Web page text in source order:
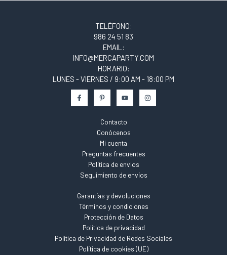
TELÉFONO:
986 24 51 83
EMAIL:
INFO@MERCAPARTY.COM
HORARIO:
LUNES - VIERNES / 9:00 AM - 18:00 PM
Contacto
Conócenos
Mi cuenta
Preguntas frecuentes
Política de envios
Seguimiento de envíos
Garantías y devoluciones
Términos y condiciones
Protección de Datos
Política de privacidad
Política de Privacidad de Redes Sociales
Política de cookies (UE)